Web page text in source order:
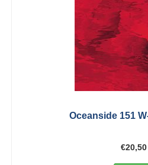
Oceanside 151
€20,50